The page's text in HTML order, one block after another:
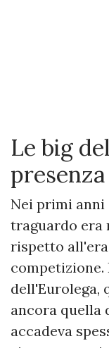
Le big
Nei primi anni
traguardo era
rispetto
dell'Eurolega,
ancora quella
accadeva